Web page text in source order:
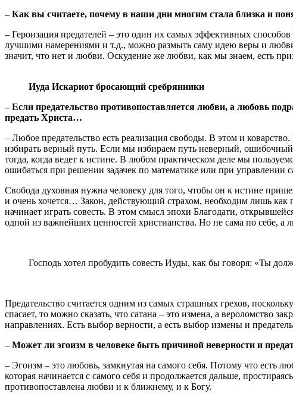
– Как вы считаете, почему в наши дни многим стала близка и
– Героизация предателей – это один их самых эффективных
лучшими намерениями и т.д., можно размыть саму идею веры и
значит, что нет и любви. Оскудение же любви, как мы знаем, есть
Иуда Искариот бросающий сребрянники
– Если предательство противопоставляется любви, а любовь
предать Христа…
– Любое предательство есть реализация свободы. В этом и
избирать верный путь. Если мы избираем путь неверный, ошибочный,
тогда, когда ведет к истине. В любом практическом деле мы
ошибаться при решении задачек по математике или при управлении
Свобода духовная нужна человеку для того, чтобы он к истине
и очень хочется… Закон, действующий страхом, необходим лишь
начинает играть совесть. В этом смысл эпохи Благодати,
одной из важнейших ценностей христианства. Но не сама по себе, а
Господь хотел пробудить совесть Иуды, как бы говоря: «Ты
Предательство считается одним из самых страшных грехов,
спасает, то можно сказать, что сатана – это измена, а вероломство
направлениях. Есть выбор верности, а есть выбор измены и
– Может ли эгоизм в человеке быть причиной неверности и
– Эгоизм – это любовь, замкнутая на самого себя. Потому что есть
которая начинается с самого себя и продолжается дальше,
противопоставлена любви и к ближнему, и к Богу.